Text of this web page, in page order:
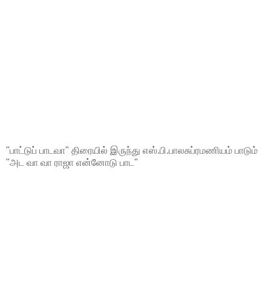
"பாட்டுப் பாடவா" திரையில் இருந்து எஸ்.பி.பாலசுப்ரமணியம் பாடும்
"அட வா வா ராஜா என்னோடு பாட"